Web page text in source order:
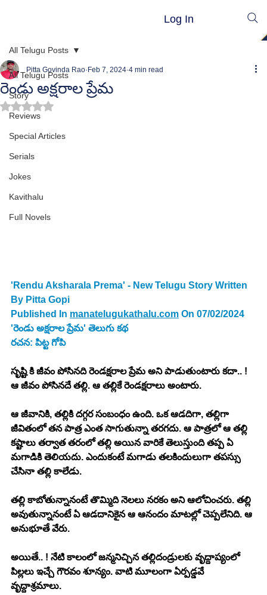
Log In
All Telugu Posts
Story
Reviews
Special Articles
Serials
Jokes
Kavithalu
Full Novels
All Telugu Posts
రెండు అక్షరాల ప్రేమ
Pitta Govinda Rao Feb 7, 2024 4 min read
Rated NaN out of 5 stars.
'Rendu Aksharala Prema' - New Telugu Story Written
By Pitta Gopi
Published In manatelugukathalu.com On 07/02/2024
'రెండు అక్షరాల ప్రేమ' తెలుగు కథ
రచన: పిట్ట గోపి
సృష్టి కి జీవం పోసినది రెండక్షరాల ప్రేమ అని పాడుతుంటారు కదా.. !
ఆ జీవం పోసినదే తల్లి. ఆ తల్లికే రెండక్షరాలు అంటారు.
ఆ జీవానికి, తల్లికి దగ్గర సంబంధం ఉంది. ఒక ఆడదిగా, తల్లిగా
జీవితంలో తన పాత్ర ఎంత సాగుతున్నా తరగదు. ఆ పాత్రలో ఆ తల్లి
కష్టాలు తర్వాత తరంలో తల్లి అయిన వారికే తెలుస్తుంది తప్ప ఏ
మగాడికి తెలియదు. ఎందుకంటే మగాడు తలకిందులుగా తపస్సు
చేసినా తల్లి కాలేడు.
తల్లి కాబోతున్నానంటే తొమ్మిది నెలలు నరకం అని ఆలోచించరు. తల్లి
అవుతున్నానంటే ఏ ఆడదానికైన ఆ ఆనందం మాటల్లో చెప్పలేనిది. ఆ
అనుభూతే వేరు.
అయితే.. ! నేటి కాలంలో జన్మనిచ్చిన తల్లిదండ్రులకు వృద్దాప్యంలో
పిల్లలు ఇచ్చే గౌరవం శూన్యం. వాటి మూలంగా ఏర్పడ్డవే
వృద్దాశ్రమాలు.